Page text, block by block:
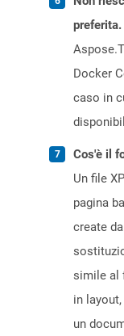
preferita.
Docker
caso in
Cos'è il
Un file
pagina
create
simile al
in
un